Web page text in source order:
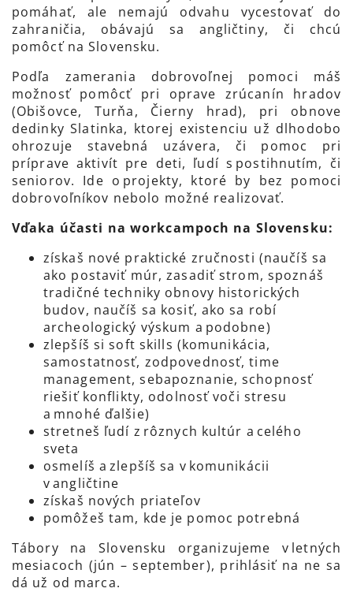
pomáhať, ale nemajú odvahu vycestovať do
zahraničia, obávajú sa angličtiny, či chcú
pomôcť na Slovensku.
Podľa zamerania dobrovoľnej pomoci máš
možnosť pomôcť pri oprave zrúcanín hradov
(Obišovce, Turňa, Čierny hrad), pri obnove
dedinky Slatinka, ktorej existenciu už dlhodobo
ohrozuje stavebná uzávera, či pomoc pri
príprave aktivít pre deti, ľudí s postihnutím, či
seniorov. Ide o projekty, ktoré by bez pomoci
dobrovoľníkov nebolo možné realizovať.
Vďaka účasti na workcampoch na Slovensku:
získaš nové praktické zručnosti (naučíš sa
ako postaviť múr, zasadiť strom, spoznáš
tradičné techniky obnovy historických
budov, naučíš sa kosiť, ako sa robí
archeologický výskum a podobne)
zlepšíš si soft skills (komunikácia,
samostatnosť, zodpovednosť, time
management, sebapoznanie, schopnosť
riešiť konflikty, odolnosť voči stresu
a mnohé ďalšie)
stretneš ľudí z rôznych kultúr a celého
sveta
osmelíš a zlepšíš sa v komunikácii
v angličtine
získaš nových priateľov
pomôžeš tam, kde je pomoc potrebná
Tábory na Slovensku organizujeme v letných
mesiacoch (jún – september), prihlásiť na ne sa
dá už od marca.